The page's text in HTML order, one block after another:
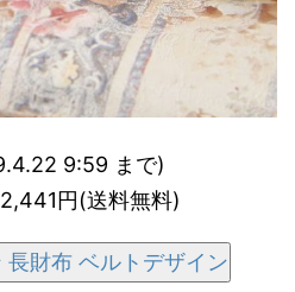
9:59 まで)
円(送料無料)
財布 ベルトデザイン